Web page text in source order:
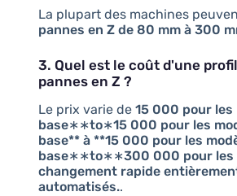
La plupart des machines
pannes en Z de 80 mm à 300
3. Quel est le coût d'une
pannes en Z ?
Le prix varie de 15 000 pour les
base∗∗to∗15 000 pour les
base** à **15 000 pour les
base∗∗to∗∗300 000 pour les
changement rapide
automatisés..